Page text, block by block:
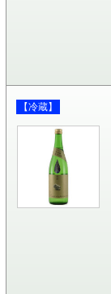
【冷蔵】